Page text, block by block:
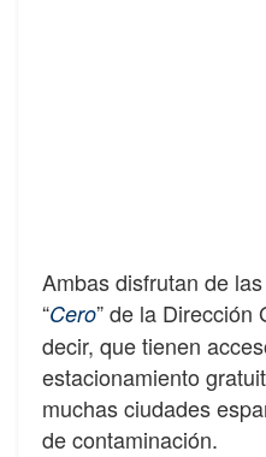
Ambas disfrutan de
“Cero” de la Dirección
decir, que tienen
estacionamiento
muchas ciudades
de contaminación.